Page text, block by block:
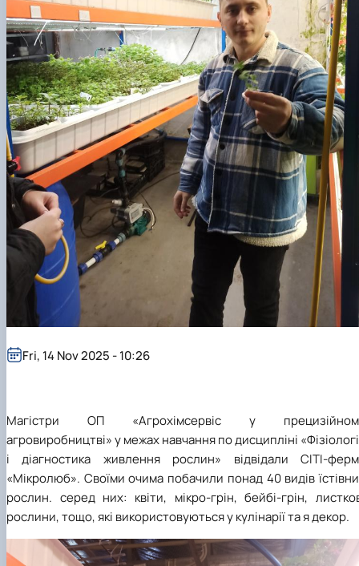
Магістри ОП «Агрохімсервіс у
агровиробництві» у межах навчання по дисципліні
і діагностика живлення рослин» відвідали СІТІ-
«Мікролюб». Своїми очима побачили понад 40 видів
рослин. серед них: квіти, мікро-грін, бейбі-грін,
рослини, тощо, які використовуються у кулінарії та я декор.
Fri, 14 Nov 2025 - 10:26